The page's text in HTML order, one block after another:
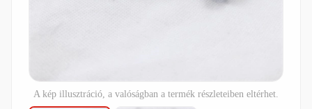
A kép illusztráció, a valóságban a termék részleteiben eltérhet.